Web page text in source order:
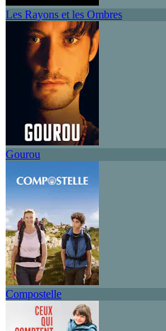
Les Rayons et les Ombres
Gourou
Compostelle